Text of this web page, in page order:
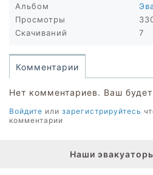
Альбом
Просмотры
Скачиваний
7
Комментарии
Нет комментариев. Ваш
Войдите или зарегистрируйтесь
комментарии
Наши